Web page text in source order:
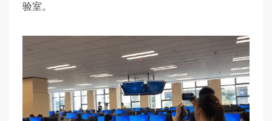
验室。